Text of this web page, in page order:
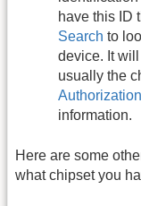
have this ID
Search to
device. It
usually the
information.
Here are some
what chipset you